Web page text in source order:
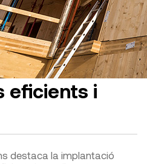
eficients i
destaca la implantació